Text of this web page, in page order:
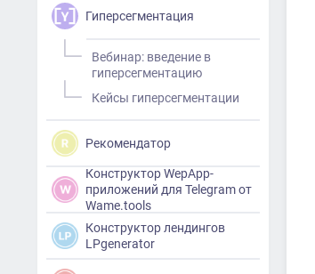
Гиперсегментация
Вебинар: введение в
гиперсегментацию
Кейсы гиперсегментации
Рекомендатор
Конструктор WepApp-
приложений для Telegram от
Wame.tools
Конструктор лендингов
LPgenerator